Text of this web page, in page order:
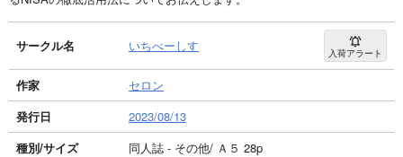
サークル名 いちべーしす 入荷アラート
作家
セロン
発行日
2023/08/13
種別/サイズ
同人誌 - その他/ Ａ５ 28p